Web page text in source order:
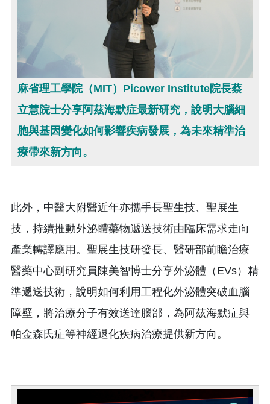
麻省理工學院（MIT）Picower Institute院長蔡
立慧院士分享阿茲海默症最新研究，說明大腦細
胞與基因變化如何影響疾病發展，為未來精準治
療帶來新方向。
此外，中醫大附醫近年亦攜手長聖生技、聖展生
技，持續推動外泌體藥物遞送技術由臨床需求走向
產業轉譯應用。聖展生技研發長、醫研部前瞻治療
醫藥中心副研究員陳美智博士分享外泌體（EVs）精
準遞送技術，說明如何利用工程化外泌體突破血腦
障壁，將治療分子有效送達腦部，為阿茲海默症與
帕金森氏症等神經退化疾病治療提供新方向。